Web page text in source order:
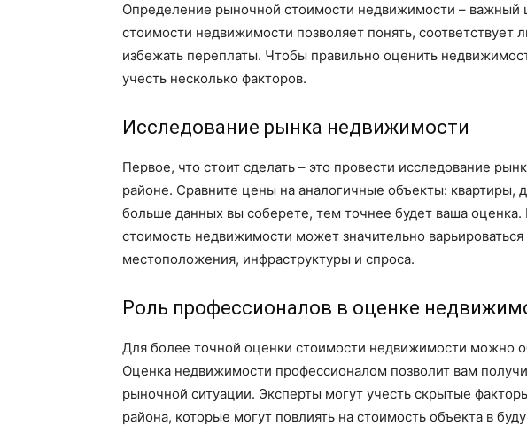
Определение рыночной стоимости недвижимости – важный
стоимости недвижимости позволяет понять,
избежать переплаты. Чтобы правильно оценить
учесть несколько факторов.
Исследование рынка недвижимости
Первое, что стоит сделать – это провести исследование
районе. Сравните цены на аналогичные объекты: квартиры,
больше данных вы соберете, тем точнее будет ваша оценка.
стоимость недвижимости может значительно варьироваться
местоположения, инфраструктуры и спроса.
Роль профессионалов в оценке
Для более точной оценки стоимости недвижимости можно
Оценка недвижимости профессионалом позволит вам
рыночной ситуации. Эксперты могут учесть скрытые
района, которые могут повлиять на стоимость объекта в